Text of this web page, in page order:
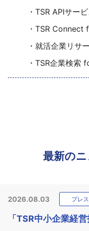
TSR APIサービ
TSR Connect
就活企業リサ
TSR企業検索
最新の
2026.08.03 プレ
「TSR中小企業経